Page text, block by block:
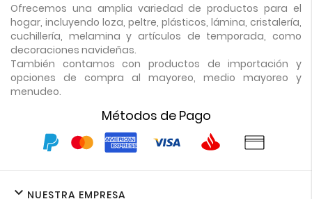
Ofrecemos una amplia variedad de productos para el
hogar, incluyendo loza, peltre, plásticos, lámina, cristalería,
cuchillería, melamina y artículos de temporada, como
decoraciones navideñas.
También contamos con productos de importación y
opciones de compra al mayoreo, medio mayoreo y
menudeo.
Métodos de Pago
NUESTRA EMPRESA
